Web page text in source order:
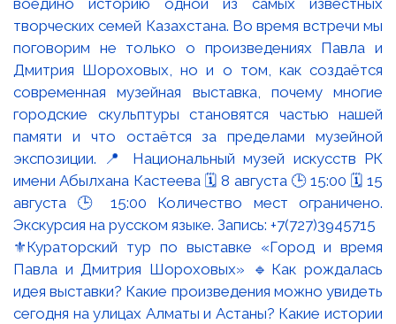
⚜️Кураторский тур по выставке «Город и время
Павла и Дмитрия Шороховых» 🔹Как рождалась
идея выставки? Какие произведения можно увидеть
сегодня на улицах Алматы и Астаны? Какие истории